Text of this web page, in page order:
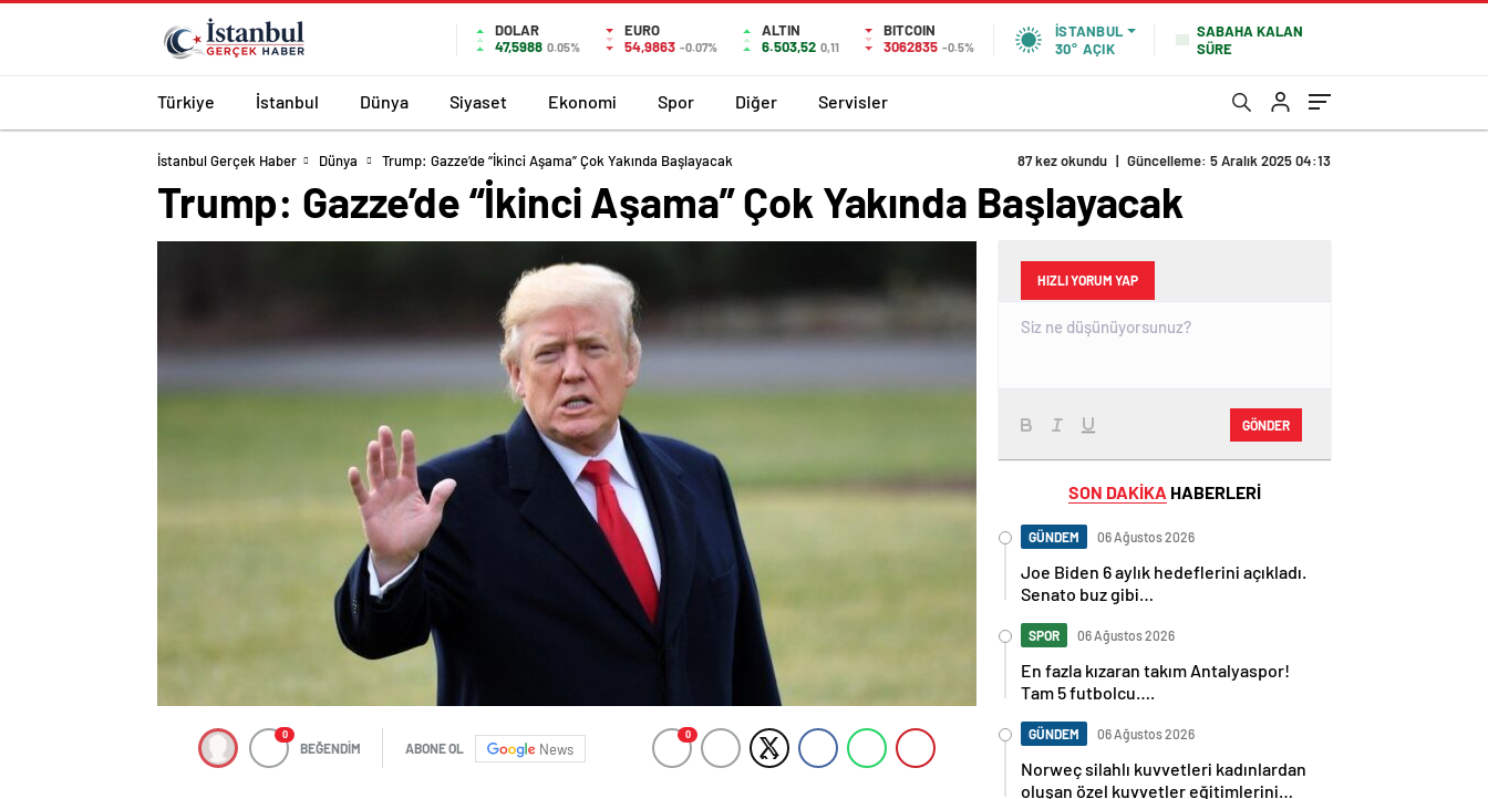
DOLAR
47,5988 0.05%
EURO
54,9863 -0.07%
ALTIN
6.503,52 0,11
BITCOIN
3062835 -0.5%
İSTANBUL
30° AÇIK
SABAHA KALAN
SÜRE
Türkiye İstanbul Dünya Siyaset Ekonomi Spor Diğer Servisler
İstanbul Gerçek Haber Dünya Trump: Gazze’de “İkinci Aşama” Çok Yakında Başlayacak 87 kez okundu | Güncelleme: 5 Aralık 2025 04:13
Trump: Gazze’de “İkinci Aşama” Çok Yakında Başlayacak
0
BEĞENDİM ABONE OL News
0
HIZLI YORUM YAP
GÖNDER
SON DAKİKA HABERLERİ
GÜNDEM 06 Ağustos 2026
Joe Biden 6 aylık hedeflerini açıkladı.
Senato buz gibi…
SPOR 06 Ağustos 2026
En fazla kızaran takım Antalyaspor!
Tam 5 futbolcu….
GÜNDEM 06 Ağustos 2026
Norweç silahlı kuvvetleri kadınlardan
oluşan özel kuvvetler eğitimlerini